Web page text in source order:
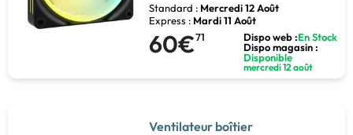
Standard : Mercredi 12 Août
Express : Mardi 11 Août
60€71 Dispo web :En Stock
Dispo magasin :
Disponible
mercredi 12 août
Ventilateur boîtier